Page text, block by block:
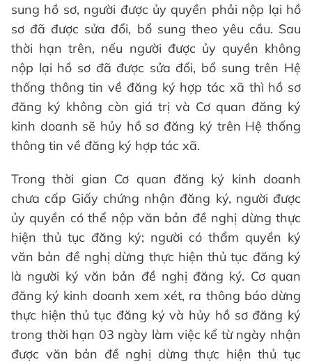
sung hồ sơ, người được ủy quyền phải nộp lại hồ
sơ đã được sửa đổi, bổ sung theo yêu cầu. Sau
thời hạn trên, nếu người được ủy quyền không
nộp lại hồ sơ đã được sửa đổi, bổ sung trên Hệ
thống thông tin về đăng ký hợp tác xã thì hồ sơ
đăng ký không còn giá trị và Cơ quan đăng ký
kinh doanh sẽ hủy hồ sơ đăng ký trên Hệ thống
thông tin về đăng ký hợp tác xã.
Trong thời gian Cơ quan đăng ký kinh doanh
chưa cấp Giấy chứng nhận đăng ký, người được
ủy quyền có thể nộp văn bản đề nghị dừng thực
hiện thủ tục đăng ký; người có thẩm quyền ký
văn bản đề nghị dừng thực hiện thủ tục đăng ký
là người ký văn bản đề nghị đăng ký. Cơ quan
đăng ký kinh doanh xem xét, ra thông báo dừng
thực hiện thủ tục đăng ký và hủy hồ sơ đăng ký
trong thời hạn 03 ngày làm việc kể từ ngày nhận
được văn bản đề nghị dừng thực hiện thủ tục